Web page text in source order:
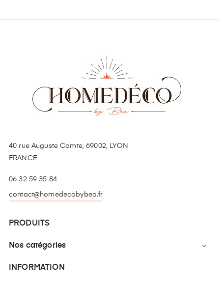
40 rue Auguste Comte, 69002, LYON
FRANCE
06 32 59 35 84
contact@homedecobybea.fr
PRODUITS
Nos catégories 
INFORMATION